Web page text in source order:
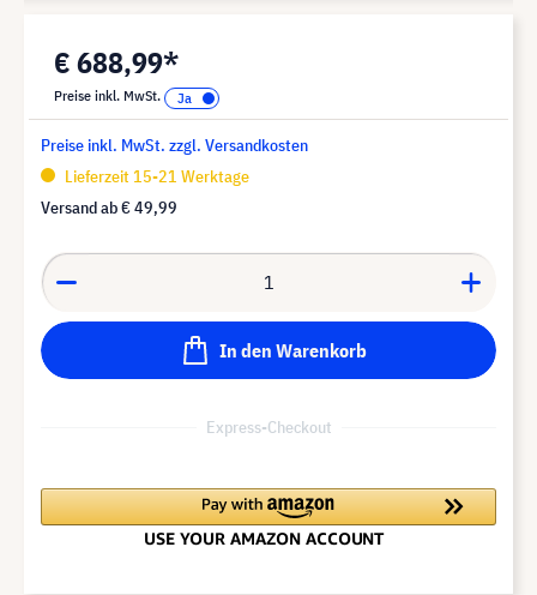
€ 688,99*
Preise inkl. MwSt.
Preise inkl. MwSt. zzgl. Versandkosten
Lieferzeit 15-21 Werktage
Versand ab€ 49,99
In den Warenkorb
Express-Checkout